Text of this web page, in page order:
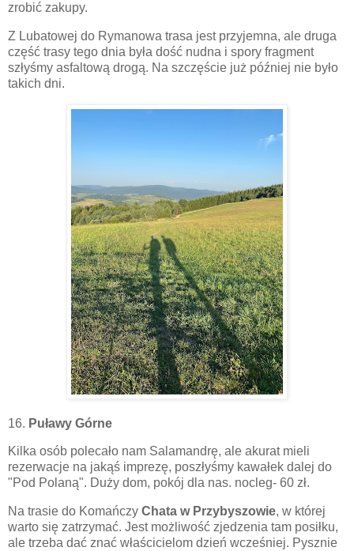
zrobić zakupy.
Z Lubatowej do Rymanowa trasa jest przyjemna, ale druga
część trasy tego dnia była dość nudna i spory fragment
szłyśmy asfaltową drogą. Na szczęście już później nie było
takich dni.
16. Puławy Górne
Kilka osób polecało nam Salamandrę, ale akurat mieli
rezerwacje na jakąś imprezę, poszłyśmy kawałek dalej do
"Pod Polaną". Duży dom, pokój dla nas. nocleg- 60 zł.
Na trasie do Komańczy Chata w Przybyszowie, w której
warto się zatrzymać. Jest możliwość zjedzenia tam posiłku,
ale trzeba dać znać właścicielom dzień wcześniej. Pysznie